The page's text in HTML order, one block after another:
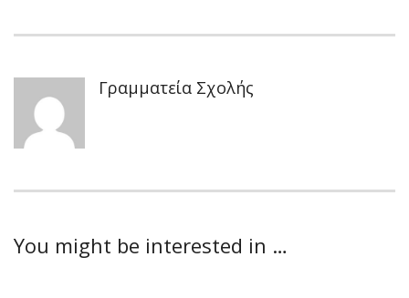
Γραμματεία Σχολής
You might be interested in …